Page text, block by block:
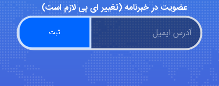
abolfazlkoshehe
A.balandeh
عضویت در خبرنامه (تغییر ای پی لازم است)